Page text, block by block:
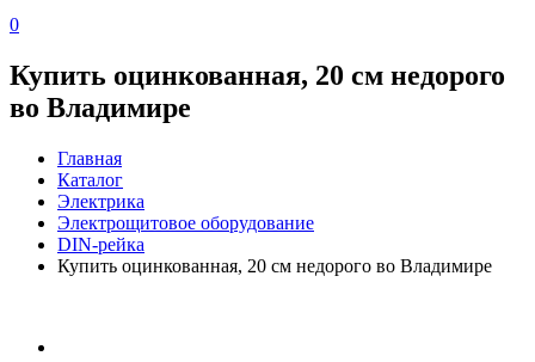
0
Купить оцинкованная, 20 см недорого
во Владимире
Главная
Каталог
Электрика
Электрощитовое оборудование
DIN-рейка
Купить оцинкованная, 20 см недорого во Владимире